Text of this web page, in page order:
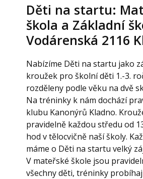
Děti na startu:
škola a Základní
Vodárenská 2116
Nabízíme Děti na startu jako
kroužek pro školní děti 1.-3.
rozděleny podle věku na dvě
Na tréninky k nám dochází
klubu Kanonýrů Kladno.
pravidelně každou středu od
hod v tělocvičně naší školy.
máme o Děti na startu velký
V mateřské škole jsou
všechny děti, tréninky